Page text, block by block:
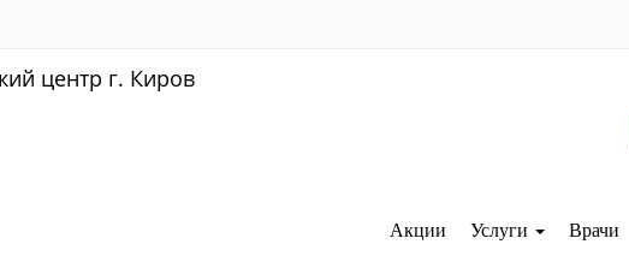
Акции Услуги Врачи